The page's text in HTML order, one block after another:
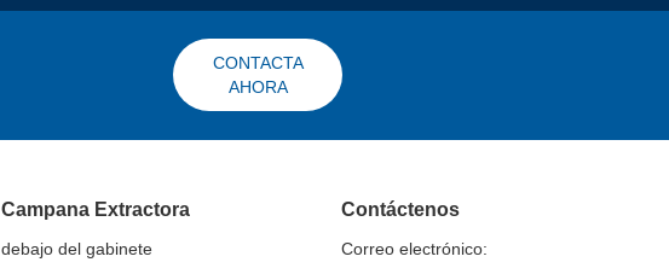
CONTACTA
AHORA
Campana Extractora
debajo del gabinete
Contáctenos
Correo electrónico: